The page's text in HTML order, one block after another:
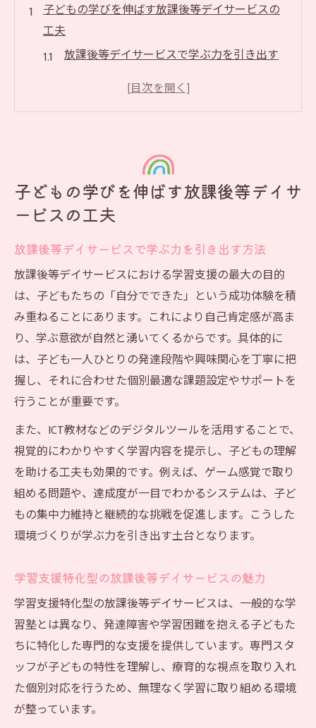
子どもの学びを伸ばす放課後等デイサービスの
工夫
放課後等デイサービスで学ぶ力を引き出す
子どもの個性に合った放課後等デイサービ
ス支援
学習支援が生む自己肯定感と“できた”体験
放課後等デイサービスで成功体験を積むコ
ツ
学習支援が子どもの自己肯定感を育む仕組
み
放課後等デイサービスの小さな“できた”体
験事例
学習支援で苦手克服と自信を得る方法
放課後等デイサービスが学ぶ楽しさを伝え
る理由
個別最適な放課後等デイサービス学習支援の実
際
放課後等デイサービスで個別最適な学習計
一人ひとりに寄り添う学習支援の流れ
放課後等デイサービスの個別支援内容を紹
介
学習支援特化型のプログラム活用ポイント
放課後等デイサービス現場の実践事例を解
説
ICT教材活用で広がる学びの可能性とは
子どもの学びを伸ばす放課後等デイサ
ービスの工夫
放課後等デイサービスで学ぶ力を引き出す方法
放課後等デイサービスにおける学習支援の最大の目的
は、子どもたちの「自分でできた」という成功体験を積
み重ねることにあります。これにより自己肯定感が高ま
り、学ぶ意欲が自然と湧いてくるからです。具体的に
は、子ども一人ひとりの発達段階や興味関心を丁寧に把
握し、それに合わせた個別最適な課題設定やサポートを
行うことが重要です。
また、ICT教材などのデジタルツールを活用することで、
視覚的にわかりやすく学習内容を提示し、子どもの理解
を助ける工夫も効果的です。例えば、ゲーム感覚で取り
組める問題や、達成度が一目でわかるシステムは、子ど
もの集中力維持と継続的な挑戦を促進します。こうした
環境づくりが学ぶ力を引き出す土台となります。
学習支援特化型の放課後等デイサービスの魅力
学習支援特化型の放課後等デイサービスは、一般的な学
習塾とは異なり、発達障害や学習困難を抱える子どもた
ちに特化した専門的な支援を提供しています。専門スタ
ッフが子どもの特性を理解し、療育的な視点を取り入れ
た個別対応を行うため、無理なく学習に取り組める環境
が整っています。